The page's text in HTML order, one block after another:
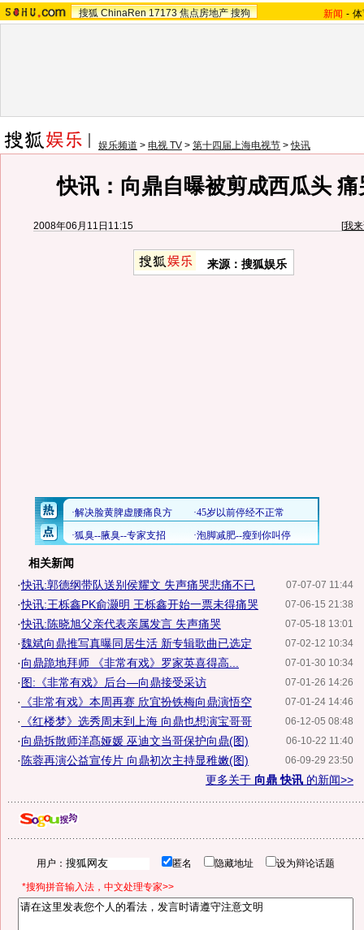
搜狐 ChinaRen 17173 焦点房地产 搜狗 新闻 -
娱乐频道 > 电视 TV > 第十四届上海电视节 >快讯
快讯：向鼎自曝被剪成西瓜头
2008年06月11日11:15 [我
来源：搜狐娱乐
相关新闻
07-07-07 11:44
·快讯:郭德纲带队送别侯耀文 失声痛哭悲痛不已
07-06-15 21:38
·快讯:王栎鑫PK俞灏明 王栎鑫开始一票未得痛哭
07-05-18 13:01
·快讯:陈晓旭父亲代表亲属发言 失声痛哭
07-02-12 10:34
·魏斌向鼎推写真曝同居生活 新专辑歌曲已选定
07-01-30 10:34
·向鼎跪地拜师 《非常有戏》罗家英喜得高...
07-01-26 14:26
·图:《非常有戏》后台—向鼎接受采访
07-01-24 14:46
· 《非常有戏》本周再赛 欣宜扮铁梅向鼎演悟空
06-12-05 08:48
· 《红楼梦》选秀周末到上海 向鼎也想演宝哥哥
06-10-22 11:40
·向鼎拆散师洋髙娅媛 巫迪文当哥保护向鼎(图)
06-09-29 23:50
· 陈蓉再演公益宣传片 向鼎初次主持显稚嫩(图)
更多关于 向鼎 快讯 的新闻>>
用户： 匿名 隐藏地址 设为辩论话题
*搜狗拼音输入法，中文处理专家>>